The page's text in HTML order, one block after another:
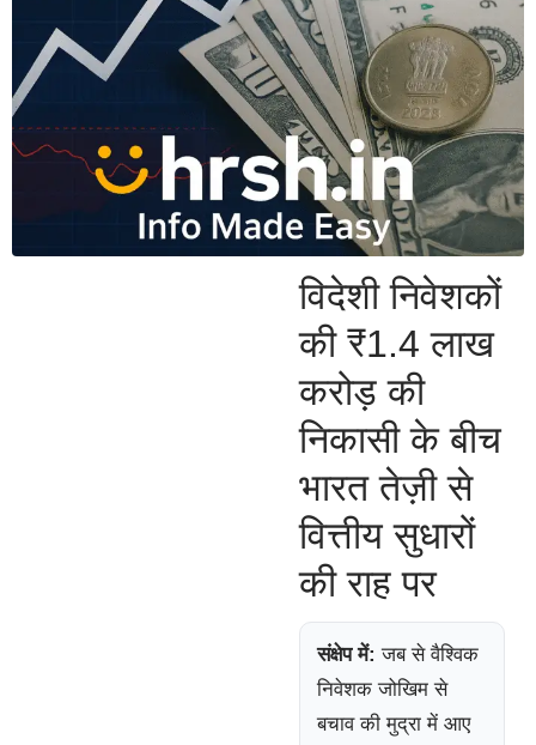
विदेशी निवेशकों
की ₹1.4 लाख
करोड़ की
निकासी के बीच
भारत तेज़ी से
वित्तीय सुधारों
की राह पर
संक्षेप में: जब से वैश्विक
निवेशक जोखिम से
बचाव की मुद्रा में आए